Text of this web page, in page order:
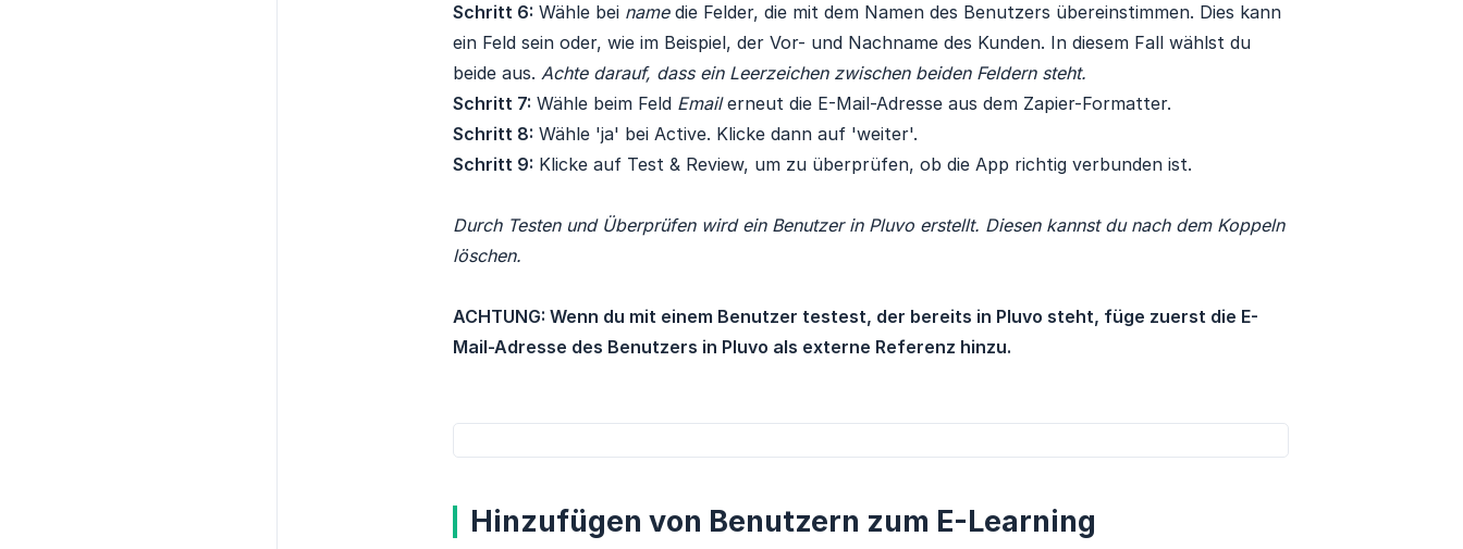
Schritt 6: Wähle bei namedie Felder, die mit dem Namen des Benutzers übereinstimmen. Dies kann
ein Feld sein oder, wie im Beispiel, der Vor- und Nachname des Kunden. In diesem Fall wählst du
beide aus. Achte darauf, dass ein Leerzeichen zwischen beiden Feldern steht.
Schritt 7: Wähle beim Feld Emailerneut die E-Mail-Adresse aus dem Zapier-Formatter.
Schritt 8: Wähle 'ja' bei Active. Klicke dann auf 'weiter'.
Schritt 9: Klicke auf Test & Review, um zu überprüfen, ob die App richtig verbunden ist.
Durch Testen und Überprüfen wird ein Benutzer in Pluvo erstellt. Diesen kannst du nach dem Koppeln
löschen.
ACHTUNG: Wenn du mit einem Benutzer testest, der bereits in Pluvo steht, füge zuerst die E-
Mail-Adresse des Benutzers in Pluvo als externe Referenz hinzu.
Hinzufügen von Benutzern zum E-Learning